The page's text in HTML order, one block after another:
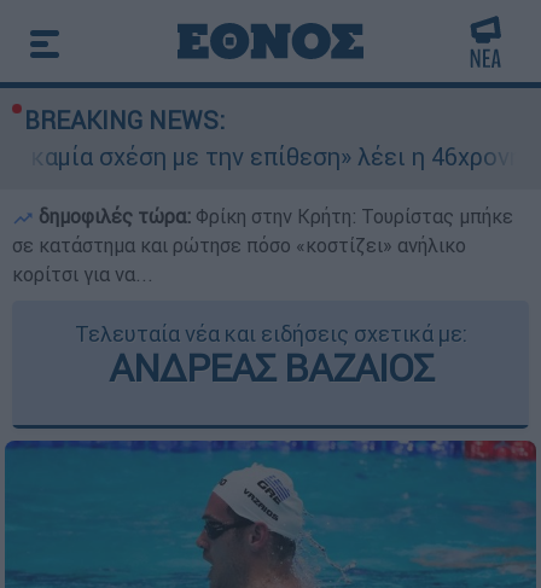
BREAKING NEWS:
με την επίθεση» λέει η 46χρονη - Τι
δημοφιλές τώρα: Φρίκη στην Κρήτη: Τουρίστας μπήκε
σε κατάστημα και ρώτησε πόσο «κοστίζει» ανήλικο
κορίτσι για να...
Τελευταία νέα και ειδήσεις σχετικά με:
ΑΝΔΡΕΑΣ ΒΑΖΑΙΟΣ